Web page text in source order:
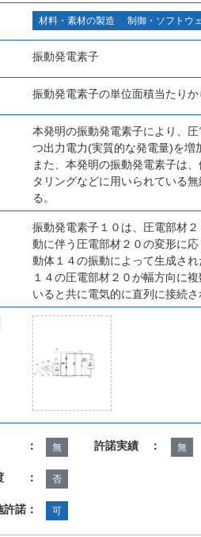
材料・素材の製造 制御・ソフトウ
振動発電素子
振動発電素子の単位面積当たり
本発明の振動発電素子により、
つ出力電力(実質的な発電量)を増
また、本発明の振動発電素子は
タリングなどに用いられている
る。
振動発電素子１０は、圧電部材
動に伴う圧電部材２０の変形に
動体１４の振動によって生成さ
１４の圧電部材２０が幅方向に
いると共に電気的に直列に接続さ
： 無 許諾実績 ： 無
渡 ： 否
諾： 可